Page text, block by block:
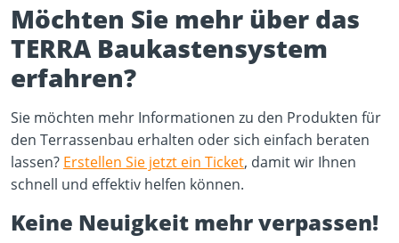
Möchten Sie mehr über das
TERRA Baukastensystem
erfahren?
Sie möchten mehr Informationen zu den Produkten für
den Terrassenbau erhalten oder sich einfach beraten
lassen? Erstellen Sie jetzt ein Ticket, damit wir Ihnen
schnell und effektiv helfen können.
Keine Neuigkeit mehr verpassen!